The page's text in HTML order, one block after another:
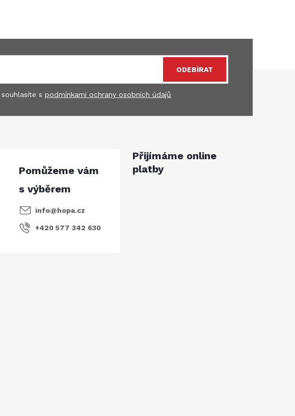
s podmínkami ochrany osobních údajů
ODEBÍRAT
info@hopa.cz
+420 577 342 630
Přijímáme online
platby